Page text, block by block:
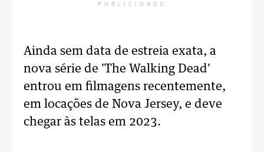
PUBLICIDADE
Ainda sem data de estreia exata, a
nova série de 'The Walking Dead'
entrou em filmagens recentemente,
em locações de Nova Jersey, e deve
chegar às telas em 2023.